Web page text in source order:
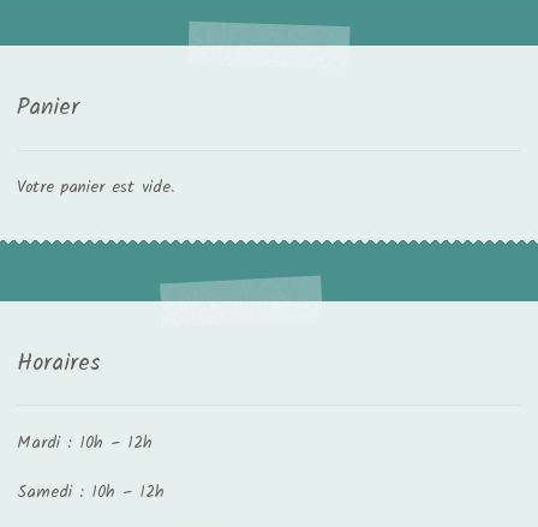
Panier
Votre panier est vide.
Horaires
Mardi : 10h – 12h
Samedi : 10h – 12h